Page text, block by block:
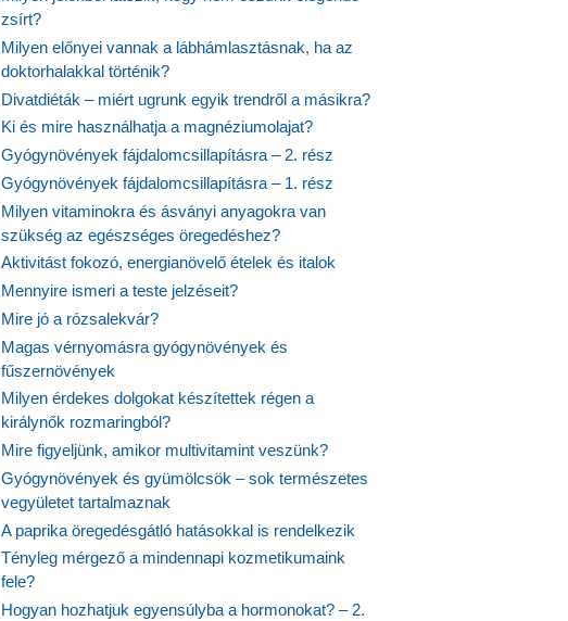
zsírt?
Milyen előnyei vannak a lábhámlasztásnak, ha az
doktorhalakkal történik?
Divatdiéták – miért ugrunk egyik trendről a másikra?
Ki és mire használhatja a magnéziumolajat?
Gyógynövények fájdalomcsillapításra – 2. rész
Gyógynövények fájdalomcsillapításra – 1. rész
Milyen vitaminokra és ásványi anyagokra van
szükség az egészséges öregedéshez?
Aktivitást fokozó, energianövelő ételek és italok
Mennyire ismeri a teste jelzéseit?
Mire jó a rózsalekvár?
Magas vérnyomásra gyógynövények és
fűszernövények
Milyen érdekes dolgokat készítettek régen a
királynők rozmaringból?
Mire figyeljünk, amikor multivitamint veszünk?
Gyógynövények és gyümölcsök – sok természetes
vegyületet tartalmaznak
A paprika öregedésgátló hatásokkal is rendelkezik
Tényleg mérgező a mindennapi kozmetikumaink
fele?
Hogyan hozhatjuk egyensúlyba a hormonokat? – 2.